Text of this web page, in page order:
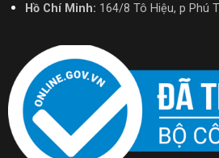
Hồ Chí Minh: 164/8 Tô Hiệu, p Phú